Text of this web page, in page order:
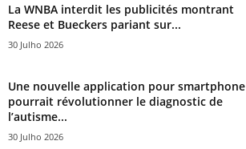
La WNBA interdit les publicités montrant
Reese et Bueckers pariant sur...
30 Julho 2026
Une nouvelle application pour smartphone
pourrait révolutionner le diagnostic de
l’autisme...
30 Julho 2026